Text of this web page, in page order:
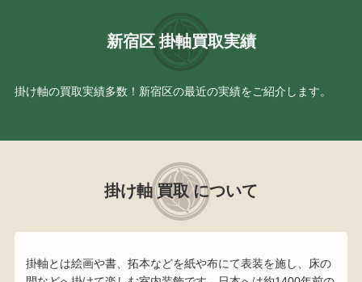
新宿区 掛軸買取実績
掛け軸の買取実績多数！新宿区の最近の実績をご紹介します。
掛け軸 買取 について
掛軸とは絵画や書、拓本などを紙や布にて表装を施し、床の